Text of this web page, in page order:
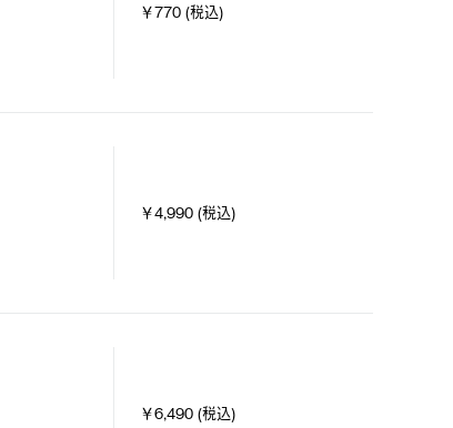
￥770 (税込)
￥4,990 (税込)
￥6,490 (税込)